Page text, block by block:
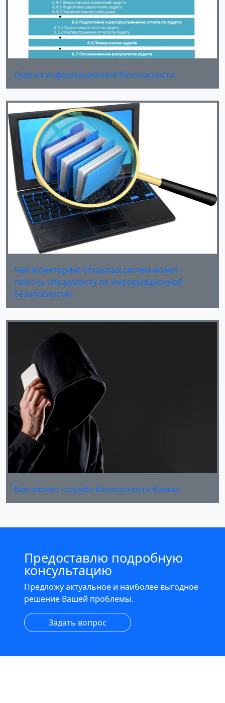
Оценка информационной безопасности
Чем мониторинг открытых систем может
помочь специалисту по информационной
безопасности?
Вам звонит «служба безопасности банка»
Предоставлю подробную
консультацию
Предложу актуальное и наиболее выгодное
решение Вашей проблемы.
Задать вопрос